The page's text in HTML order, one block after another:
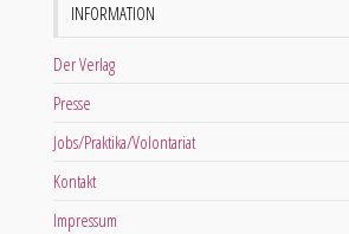
INFORMATION
Der Verlag
Presse
Jobs/Praktika/Volontariat
Kontakt
Impressum